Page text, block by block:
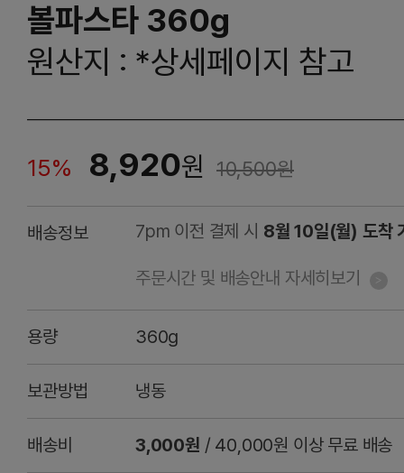
볼파스타 360g
원산지 : *상세페이지 참고
15% 8,920원 10,500원
배송정보 7pm 이전 결제 시 8월 10일(월) 도착
주문시간 및 배송안내 자세히보기
용량 360g
보관방법 냉동
배송비 3,000원 / 40,000원 이상 무료 배송